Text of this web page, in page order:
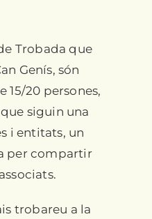
Trobada que
Genís, són
15/20 persones,
siguin una
i entitats, un
per compartir
trobareu a la